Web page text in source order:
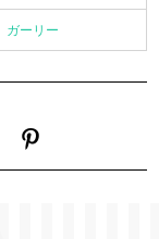
ガーリー